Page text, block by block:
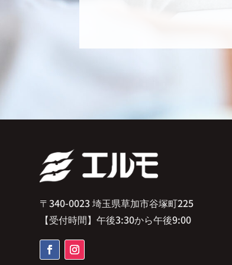
〒340-0023 埼玉県草加市谷塚町225
【受付時間】午後3:30から午後9:00